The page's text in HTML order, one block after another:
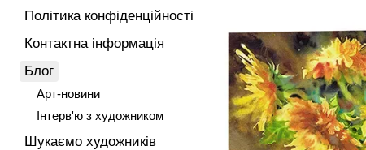
Політика конфіденційності
Контактна інформація
Блог
Арт-новини
Інтерв'ю з художником
Шукаємо художників